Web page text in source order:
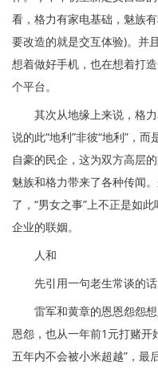
看，格力有家电基础，魅族
要改造的就是交互体验)。并
想着做好手机，也在想着打
个平台。
其次从地缘上来说，格力
说的此“地利”非彼“地利”，
自豪的民企，这为双方高层
魅族和格力带来了各种传闻
了，“男女之事”上不正是如
企业的联姻。
人和
先引用一句老生常谈的话
雷军和黄章的恩恩怨怨想
恩怨，也从一年前1元打赌
五年内不会被小米超越”，最